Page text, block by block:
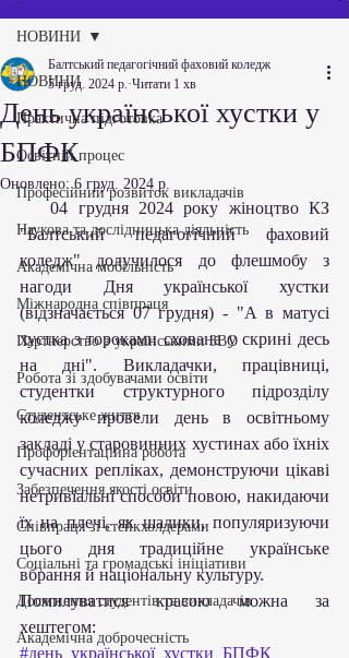
НОВИНИ
Практична підготовка
Освітній процес
Професійний розвиток викладачів
Наукова та дослідницька діяльність
Академічна мобільність
Міжнародна співпраця
Партнерство з українськими ЗВО
Робота зі здобувачами освіти
Студентське життя
Профорієнтаційна робота
Забезпечення якості освіти
Співпраця зі стейкхолдерами
Соціальні та громадські ініціативи
Досягнення студентів та викладачів
Академічна доброчесність
НОВИНИ
День української хустки у
БПФК
Балтський педагогічний фаховий коледж
5 груд. 2024 р. Читати 1 хв
Оновлено:6 груд. 2024 р.
   04 грудня 2024 року жіноцтво КЗ
"Балтський педагогічний фаховий
коледж" долучилося до флешмобу з
нагоди Дня української хустки
(відзначається 07 грудня) - "А в матусі
хустка з тороками схована у скрині десь
на дні". Викладачки, працівниці,
студентки структурного підрозділу
коледжу провели день в освітньому
закладі у старовинних хустинах або їхніх
сучасних репліках, демонструючи цікаві
нетривіальні способи повою, накидаючи
їх на плечі, як шалики, популяризуючи
цього дня традиційне українське
вбрання й національну культуру.
Помилуватися красою можна за
хештегом:
#день_української_хустки_БПФК